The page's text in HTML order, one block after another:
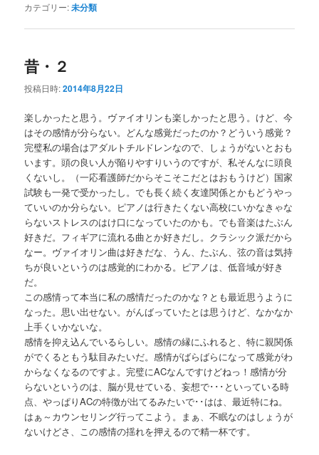
カテゴリー:未分類
昔・２
投稿日時:2014年8月22日
楽しかったと思う。ヴァイオリンも楽しかったと思う。けど、今
はその感情が分らない。どんな感覚だったのか？どういう感覚？
完璧私の場合はアダルトチルドレンなので、しょうがないとおも
います。頭の良い人が陥りやすりいうのですが、私そんなに頭良
くないし。（一応看護師だからそこそこだとはおもうけど）国家
試験も一発で受かったし。でも長く続く友達関係とかもどうやっ
ていいのか分らない。ピアノは行きたくない高校にいかなきゃな
らないストレスのはけ口になっていたのかも。でも音楽はたぶん
好きだ。フィギアに流れる曲とか好きだし。クラシック派だから
なー。ヴァイオリン曲は好きだな、うん、たぶん、弦の音は気持
ちが良いというのは感覚的にわかる。ピアノは、低音域が好き
だ。
この感情って本当に私の感情だったのかな？とも最近思うように
なった。思い出せない。がんばっていたとは思うけど、なかなか
上手くいかないな。
感情を抑え込んでいるらしい。感情の縁にふれると、特に親関係
がでくるともう駄目みたいだ。感情がばらばらになって感覚がわ
からなくなるのですよ。完璧にACなんですけどねっ！感情が分
らないというのは、脳が見せている、妄想で･･･といっている時
点、やっぱりACの特徴が出てるみたいで･･はは、最近特にね。
はぁ～カウンセリング行ってこよう。まぁ、不眠なのはしょうが
ないけどさ、この感情の揺れを押えるので精一杯です。